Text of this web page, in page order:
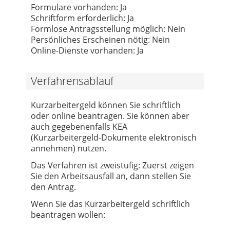
Formulare vorhanden: Ja
Schriftform erforderlich: Ja
Formlose Antragsstellung möglich: Nein
Persönliches Erscheinen nötig: Nein
Online-Dienste vorhanden: Ja
Verfahrensablauf
Kurzarbeitergeld können Sie schriftlich
oder online beantragen. Sie können aber
auch gegebenenfalls KEA
(Kurzarbeitergeld-Dokumente elektronisch
annehmen) nutzen.
Das Verfahren ist zweistufig: Zuerst zeigen
Sie den Arbeitsausfall an, dann stellen Sie
den Antrag.
Wenn Sie das Kurzarbeitergeld schriftlich
beantragen wollen: